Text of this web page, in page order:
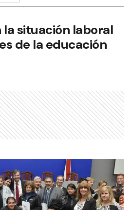
la situación laboral
de la educación